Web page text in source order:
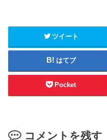
ツイート
はてブ
Pocket
コメントを残す